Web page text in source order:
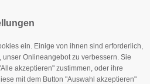
& STANDORTE
SERVICE
ein. Einige von ihnen sind erforderlich,
Onlineangebot zu verbessern. Sie
akzeptieren" zustimmen, oder ihre
mit dem Button "Auswahl akzeptieren"